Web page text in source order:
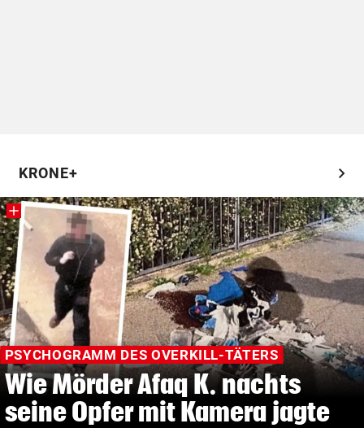
KRONE+ chevron_right
PSYCHOGRAMM DES OVERKILL-TÄTERS
Wie Mörder Afaq K. nachts
seine Opfer mit Kamera jagte